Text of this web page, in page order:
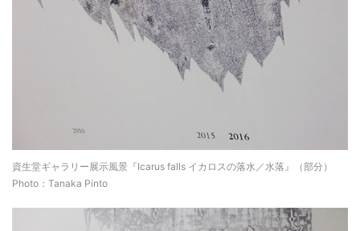
資生堂ギャラリー展示風景『Icarus falls イカロスの落水／水落』（部分）
Photo：Tanaka Pinto